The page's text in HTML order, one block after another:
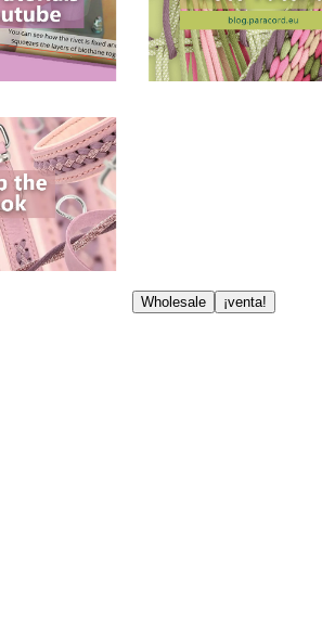
Wholesale ¡venta!